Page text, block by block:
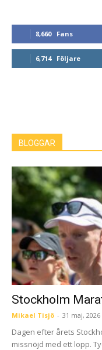
8,660 Fans
6,714 Följare
BLOGGAR
Stockholm
Mikael Tisjö - 31 maj, 2026
Dagen efter årets
missnöjd med ett lopp.